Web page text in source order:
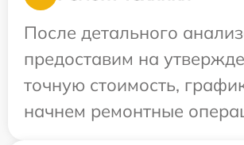
После детального
предоставим на
точную стоимость,
начнем ремонтные